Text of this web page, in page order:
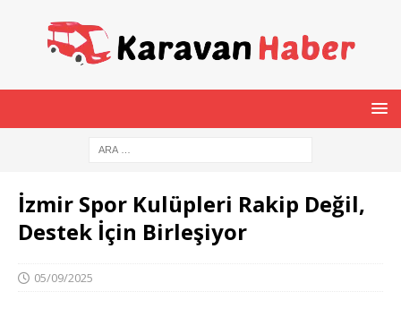
İzmir Spor Kulüpleri Rakip Değil,
Destek İçin Birleşiyor
05/09/2025